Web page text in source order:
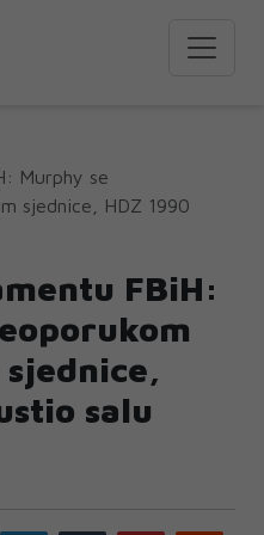
Murphy se
sjednice, HDZ 1990
FBiH:
salu